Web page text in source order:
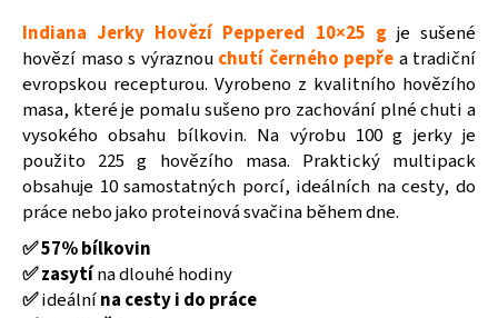
Indiana Jerky Hovězí Peppered 10×25 g je sušené
hovězí maso s výraznou chutí černého pepře a tradiční
evropskou recepturou. Vyrobeno z kvalitního hovězího
masa, které je pomalu sušeno pro zachování plné chuti a
vysokého obsahu bílkovin. Na výrobu 100 g jerky je
použito 225 g hovězího masa. Praktický multipack
obsahuje 10 samostatných porcí, ideálních na cesty, do
práce nebo jako proteinová svačina během dne.
✅ 57% bílkovin
✅ zasytína dlouhé hodiny
✅ideálnína cesty i do práce
D
o
p
o
r
u
č
u
j
e